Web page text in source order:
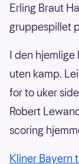
Erling Braut
gruppespillet
I den
uten kamp.
for to uker
Robert
scoring
Kliner Bayern